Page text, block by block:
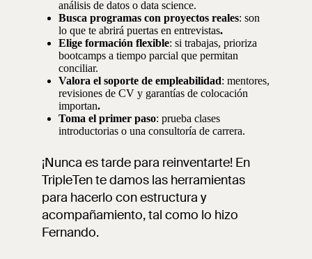
análisis de datos o data science.
Busca programas con proyectos reales: son
lo que te abrirá puertas en entrevistas.
Elige formación flexible: si trabajas, prioriza
bootcamps a tiempo parcial que permitan
conciliar.
Valora el soporte de empleabilidad: mentores,
revisiones de CV y garantías de colocación
importan.
Toma el primer paso: prueba clases
introductorias o una consultoría de carrera.
¡Nunca es tarde para reinventarte! En
TripleTen te damos las herramientas
para hacerlo con estructura y
acompañamiento, tal como lo hizo
Fernando.